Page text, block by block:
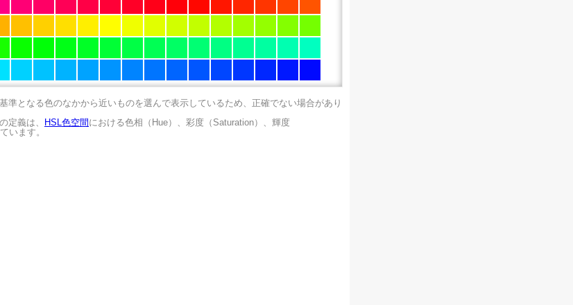
準となる色のなかから近いものを選んで表示しているため、正確でない場合があり
定義は、
HSL色空間 における色相（Hue）、彩度（Saturation）、輝度
います。